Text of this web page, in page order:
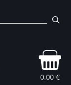
0.00 €